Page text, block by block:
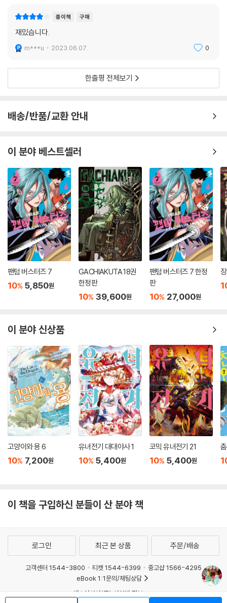
종이책 구매
재밌습니다.
m***u 2023.06.07. 0
한줄평 전체보기
배송/반품/교환 안내
이 분야 베스트셀러
팬텀 버스터즈 7
10% 5,850원
GACHIAKUTA 18권
한정판
10% 39,600원
팬텀 버스터즈 7 한정
판
10% 27,000원
이 분야 신상품
고양이와 용 6
10% 7,200원
유녀전기 대대야사 1
10% 5,400원
코믹 유녀전기 21
10% 5,400원
이 책을 구입하신 분들이 산 분야 책
로그인 최근 본 상품 주문/배송
고객센터 1544-3800 티켓 1544-6399
중고샵 1566-4295
eBook 1:1문의/채팅상담
예스이십사(주) 사업자 정보